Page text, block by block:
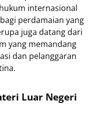
internasional
perdamaian yang
juga datang dari
yang memandang
dan pelanggaran
Luar Negeri